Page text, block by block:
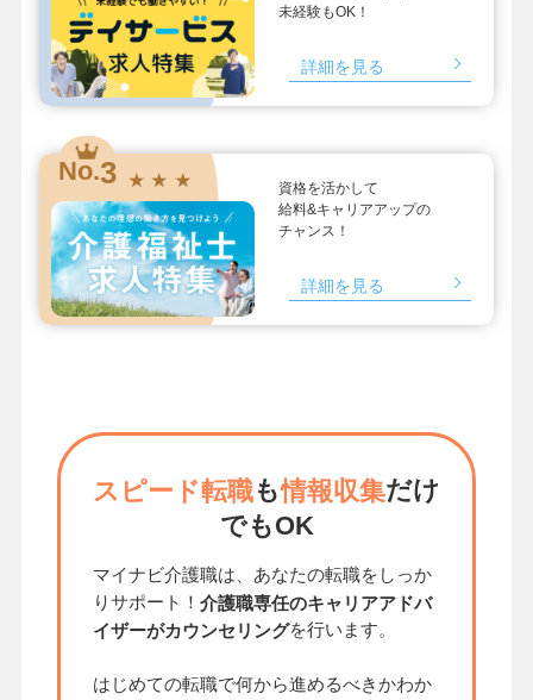
未経験もOK！
詳細を見る
No.3 ★ ★ ★
資格を活かして
給料&キャリアアップの
チャンス！
詳細を見る
スピード転職も情報収集だけ
でもOK
マイナビ介護職は、あなたの転職をしっか
りサポート！ 介護職専任のキャリアアドバ
イザーがカウンセリングを行います。
はじめての転職で何から進めるべきかわか